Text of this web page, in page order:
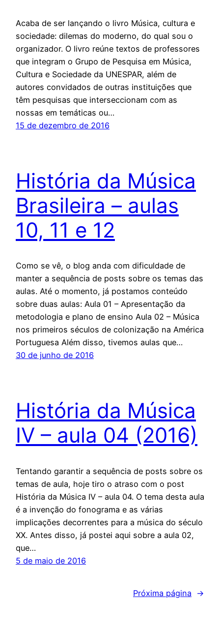
Acaba de ser lançando o livro Música, cultura e
sociedade: dilemas do moderno, do qual sou o
organizador. O livro reúne textos de professores
que integram o Grupo de Pesquisa em Música,
Cultura e Sociedade da UNESPAR, além de
autores convidados de outras instituições que
têm pesquisas que interseccionam com as
nossas em temáticas ou…
15 de dezembro de 2016
História da Música
Brasileira – aulas
10, 11 e 12
Como se vê, o blog anda com dificuldade de
manter a sequência de posts sobre os temas das
aulas. Até o momento, já postamos conteúdo
sobre duas aulas: Aula 01 – Apresentação da
metodologia e plano de ensino Aula 02 – Música
nos primeiros séculos de colonização na América
Portuguesa Além disso, tivemos aulas que…
30 de junho de 2016
História da Música
IV – aula 04 (2016)
Tentando garantir a sequência de posts sobre os
temas de aula, hoje tiro o atraso com o post
História da Música IV – aula 04. O tema desta aula
é a invenção do fonograma e as várias
implicações decorrentes para a música do século
XX. Antes disso, já postei aqui sobre a aula 02,
que…
5 de maio de 2016
Próxima página →